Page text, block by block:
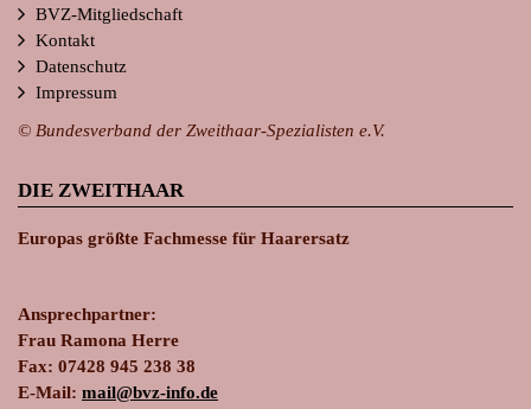
BVZ-Mitgliedschaft
Kontakt
Datenschutz
Impressum
© Bundesverband der Zweithaar-Spezialisten e.V.
DIE ZWEITHAAR
Europas größte Fachmesse für Haarersatz
Ansprechpartner:
Frau Ramona Herre
Fax: 07428 945 238 38
E-Mail: mail@bvz-info.de